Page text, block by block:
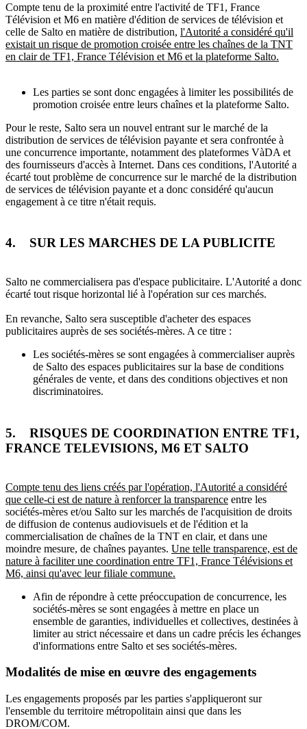
Compte tenu de la proximité entre l'activité de TF1, France
Télévision et M6 en matière d'édition de services de télévision et
celle de Salto en matière de distribution, l'Autorité a considéré qu'il
existait un risque de promotion croisée entre les chaînes de la TNT
en clair de TF1, France Télévision et M6 et la plateforme Salto.
Les parties se sont donc engagées à limiter les possibilités de
promotion croisée entre leurs chaînes et la plateforme Salto.
Pour le reste, Salto sera un nouvel entrant sur le marché de la
distribution de services de télévision payante et sera confrontée à
une concurrence importante, notamment des plateformes VàDA et
des fournisseurs d'accès à Internet. Dans ces conditions, l'Autorité a
écarté tout problème de concurrence sur le marché de la distribution
de services de télévision payante et a donc considéré qu'aucun
engagement à ce titre n'était requis.
4. SUR LES MARCHES DE LA PUBLICITE
Salto ne commercialisera pas d'espace publicitaire. L'Autorité a donc
écarté tout risque horizontal lié à l'opération sur ces marchés.
En revanche, Salto sera susceptible d'acheter des espaces
publicitaires auprès de ses sociétés-mères. A ce titre :
Les sociétés-mères se sont engagées à commercialiser auprès
de Salto des espaces publicitaires sur la base de conditions
générales de vente, et dans des conditions objectives et non
discriminatoires.
5. RISQUES DE COORDINATION ENTRE TF1,
FRANCE TELEVISIONS, M6 ET SALTO
Compte tenu des liens créés par l'opération, l'Autorité a considéré
que celle-ci est de nature à renforcer la transparence entre les
sociétés-mères et/ou Salto sur les marchés de l'acquisition de droits
de diffusion de contenus audiovisuels et de l'édition et la
commercialisation de chaînes de la TNT en clair, et dans une
moindre mesure, de chaînes payantes. Une telle transparence, est de
nature à faciliter une coordination entre TF1, France Télévisions et
M6, ainsi qu'avec leur filiale commune.
Afin de répondre à cette préoccupation de concurrence, les
sociétés-mères se sont engagées à mettre en place un
ensemble de garanties, individuelles et collectives, destinées à
limiter au strict nécessaire et dans un cadre précis les échanges
d'informations entre Salto et ses sociétés-mères.
Modalités de mise en œuvre des engagements
Les engagements proposés par les parties s'appliqueront sur
l'ensemble du territoire métropolitain ainsi que dans les
DROM/COM.